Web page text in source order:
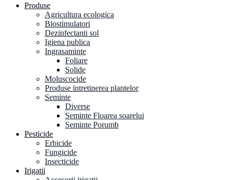
Produse
Agricultura ecologica
Biostimulatori
Dezinfectanti sol
Igiena publica
Ingrasaminte
Foliare
Solide
Moluscocide
Produse intretinerea plantelor
Seminte
Diverse
Seminte Floarea soarelui
Seminte Porumb
Pesticide
Erbicide
Fungicide
Insecticide
Irigatii